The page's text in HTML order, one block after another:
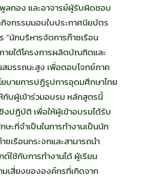
ลทอง และอาจารย์ผู้รับผิดชอบ
กิจกรรมมอบใบประกาศนียบัตร
“นักบริหารจัดการก๊าซเรือน
ายใต้โครงการผลิตบัณฑิตและ
มรรถนะสูง เพื่อตอบโจทย์ภาค
บายการปฏิรูปการอุดมศึกษาไทย
กับผู้เข้าร่วมอบรม หลักสูตรนี้
งปฏิบัติ เพื่อให้ผู้เข้าอบรมได้รับ
ษะที่จำเป็นในการทำงานเป็นนัก
ซเรือนกระจกและสามารถนำ
ต์ใช้กับการทำงานได้ ผู้เรียน
มเสี่ยงขององค์กรที่เกิดจาก